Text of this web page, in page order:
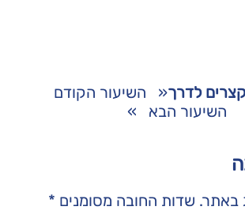
לדרך« השיעור הקודם
השיעור הבא »
באתר. שדות החובה מסומנים *